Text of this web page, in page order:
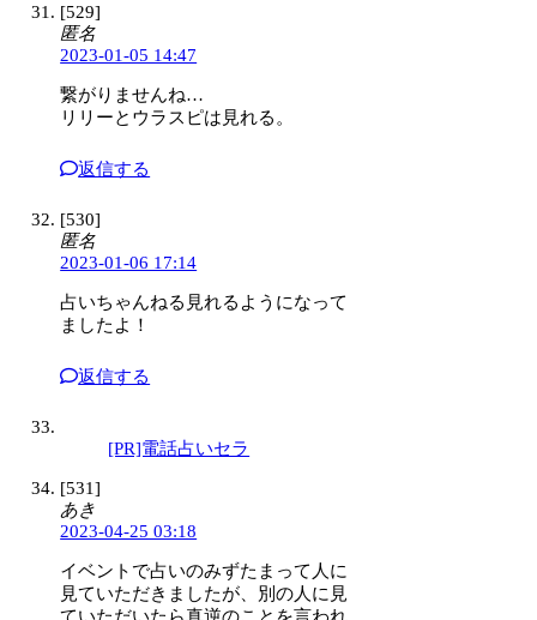
[529]
匿名
2023-01-05 14:47
繋がりませんね…
リリーとウラスピは見れる。
返信する
[530]
匿名
2023-01-06 17:14
占いちゃんねる見れるようになって
ましたよ！
返信する
[PR]電話占いセラ
[531]
あき
2023-04-25 03:18
イベントで占いのみずたまって人に
見ていただきましたが、別の人に見
ていただいたら真逆のことを言われ